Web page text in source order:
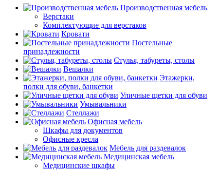
Производственная мебель
Верстаки
Комплектующие для верстаков
Кровати
Постельные
принадлежности
Стулья, табуреты, столы
Вешалки
Этажерки,
полки для обуви, банкетки
Уличные щетки для обуви
Умывальники
Стеллажи
Офисная мебель
Шкафы для документов
Офисные кресла
Мебель для раздевалок
Медицинская мебель
Медицинские шкафы